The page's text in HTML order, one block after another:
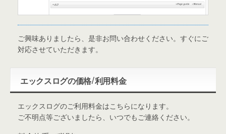
ご興味ありましたら、是非お問い合わせください。すぐにご
対応させていただきます。
エックスログの価格/利用料金
エックスログのご利用料金はこちらになります。
ご不明点等ございましたら、いつでもご連絡ください。